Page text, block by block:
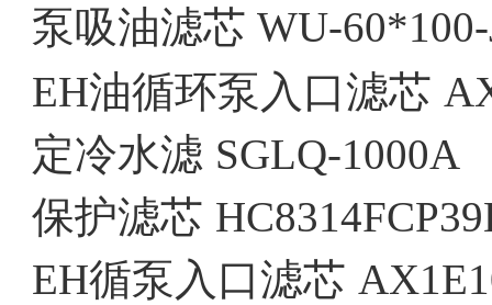
泵吸油滤芯 WU-
EH油循环泵入口滤芯
定冷水滤 SGLQ-1000A
保护滤芯
EH循泵入口滤芯